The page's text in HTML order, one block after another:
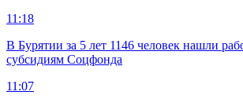
11:18
В Бурятии за 5 лет 1146 человек нашли
субсидиям Соцфонда
11:07